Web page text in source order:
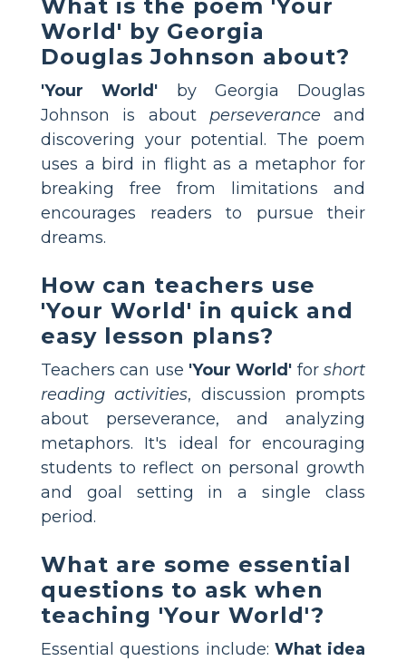
What is the poem 'Your
World' by Georgia
Douglas Johnson about?
'Your World' by Georgia Douglas
Johnson is about perseverance and
discovering your potential. The poem
uses a bird in flight as a metaphor for
breaking free from limitations and
encourages readers to pursue their
dreams.
How can teachers use
'Your World' in quick and
easy lesson plans?
Teachers can use 'Your World' forshort
reading activities, discussion prompts
about perseverance, and analyzing
metaphors. It's ideal for encouraging
students to reflect on personal growth
and goal setting in a single class
period.
What are some essential
questions to ask when
teaching 'Your World'?
Essential questions include: What idea